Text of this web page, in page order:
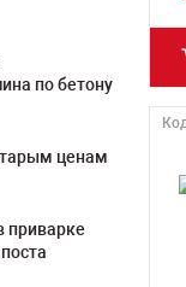
по бетону
ценам
приварке